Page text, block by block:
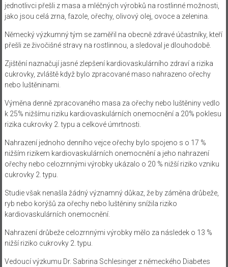
jednotlivci přešli z masa a mléčných výrobků na rostlinné možnosti,
jako jsou celá zrna, fazole, ořechy, olivový olej, ovoce a zelenina.
Německý výzkumný tým se zaměřil na obecně zdravé účastníky, kteří
přešli ze živočišné stravy na rostlinnou, a sledoval je dlouhodobě.
Zjištění naznačují jasné zlepšení kardiovaskulárního zdraví a rizika
cukrovky, zvláště když bylo zpracované maso nahrazeno ořechy
nebo luštěninami.
Výměna denně zpracovaného masa za ořechy nebo luštěniny vedlo
k 25% nižšímu riziku kardiovaskulárních onemocnění a 20% poklesu
rizika cukrovky 2. typu a celkové úmrtnosti.
Nahrazení jednoho denního vejce ořechy bylo spojeno s o 17 %
nižším rizikem kardiovaskulárních onemocnění a jeho nahrazení
ořechy nebo celozrnnými výrobky ukázalo o 20 % nižší riziko vzniku
cukrovky 2. typu.
Studie však nenašla žádný významný důkaz, že by záměna drůbeže,
ryb nebo korýšů za ořechy nebo luštěniny snížila riziko
kardiovaskulárních onemocnění.
Nahrazení drůbeže celozrnnými výrobky mělo za následek o 13 %
nižší riziko cukrovky 2. typu.
Vedoucí výzkumu Dr. Sabrina Schlesinger z německého Diabetes